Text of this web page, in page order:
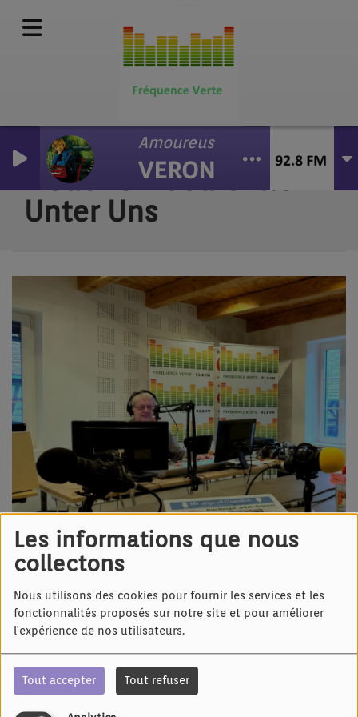
Les informations que nous
collectons
Nous utilisons des cookies pour fournir les services et les
fonctionnalités proposés sur notre site et pour améliorer
l'expérience de nos utilisateurs.
Tout accepter Tout refuser
Amoureuse
VERONIQUE
Lieder Un Gedichtle
Unter Uns
17 MAI 2026 - 1360 VUES
Écouter le podcast
Mìr brüche Sùnne pour vous apporter du soleil et de la
bonne humeur